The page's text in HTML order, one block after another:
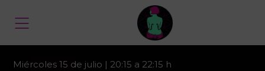
Miércoles 15 de julio | 20:15 a 22:15 h